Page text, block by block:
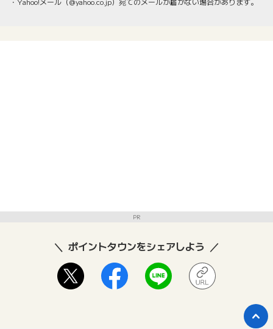
PR
ポイントタウンをシェアしよう